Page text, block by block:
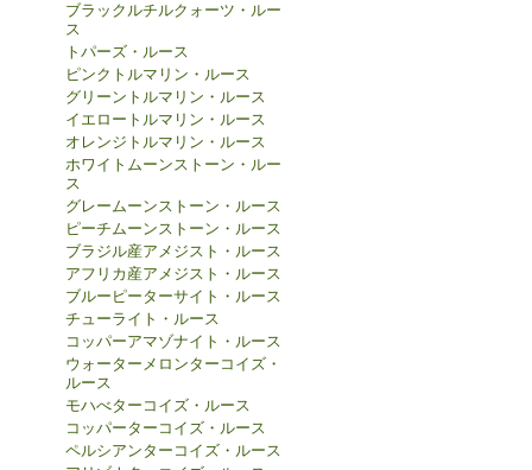
ブラックルチルクォーツ・ルー
ス
トパーズ・ルース
ピンクトルマリン・ルース
グリーントルマリン・ルース
イエロートルマリン・ルース
オレンジトルマリン・ルース
ホワイトムーンストーン・ルー
ス
グレームーンストーン・ルース
ピーチムーンストーン・ルース
ブラジル産アメジスト・ルース
アフリカ産アメジスト・ルース
ブルーピーターサイト・ルース
チューライト・ルース
コッパーアマゾナイト・ルース
ウォーターメロンターコイズ・
ルース
モハべターコイズ・ルース
コッパーターコイズ・ルース
ペルシアンターコイズ・ルース